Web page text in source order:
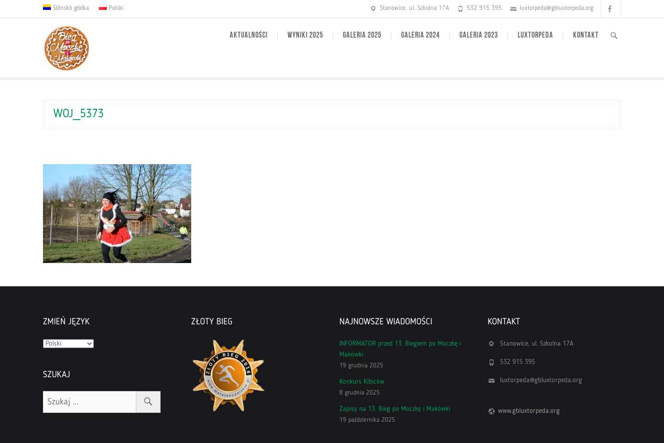
Ślōnskŏ gŏdka Polski Stanowice, ul. Szkolna 17A 532 915 395 luxtorpeda@gbluxtorpeda.org
AKTUALNOŚCI WYNIKI 2025 GALERIA 2025 GALERIA 2024 GALERIA 2023 LUXTORPEDA KONTAKT
WOJ_5373
ZMIEŃ JĘZYK
Zmień
SZUKAJ
ZŁOTY BIEG NAJNOWSZE WIADOMOŚCI
INFORMATOR przed 13. Biegiem po Moczkę i
Makówki
19 grudnia 2025
Konkurs Kibiców
8 grudnia 2025
Zapisy na 13. Bieg po Moczkę i Makówki
19 października 2025
KONTAKT
Stanowice, ul. Szkolna 17A
532 915 395
luxtorpeda@gbluxtorpeda.org
www.gbluxtorpeda.org